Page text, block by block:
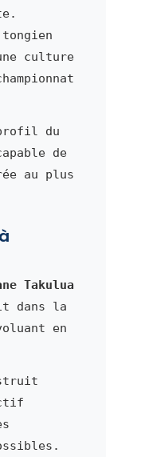
culture
du
de
au plus
Takulua
dans la
en